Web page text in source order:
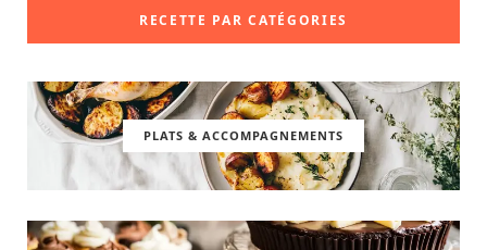
RECETTE PAR CATÉGORIES
PLATS & ACCOMPAGNEMENTS